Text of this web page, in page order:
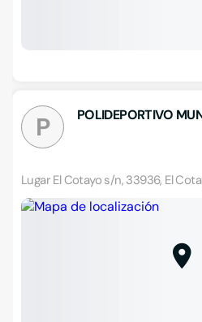
P POLIDEPORTIVO
Lugar El Cotayo s/n, 33936, El